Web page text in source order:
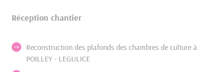
Réception chantier
Reconstruction des plafonds des chambres de culture à
POILLEY - LEGULICE